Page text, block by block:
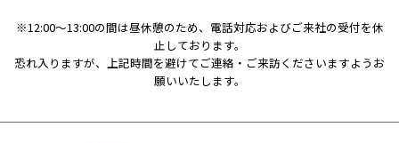
※12:00〜13:00の間は昼休憩のため、電話対応およびご来社の受付を休
止しております。
恐れ入りますが、上記時間を避けてご連絡・ご来訪くださいますようお
願いいたします。